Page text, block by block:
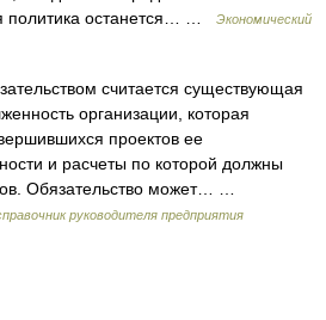
политика останется… …
Экономический
считается существующая
организации, которая
проектов ее
и расчеты по которой должны
Обязательство может… …
руководителя предприятия